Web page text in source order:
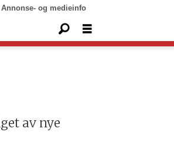
Annonse- og medieinfo
av nye